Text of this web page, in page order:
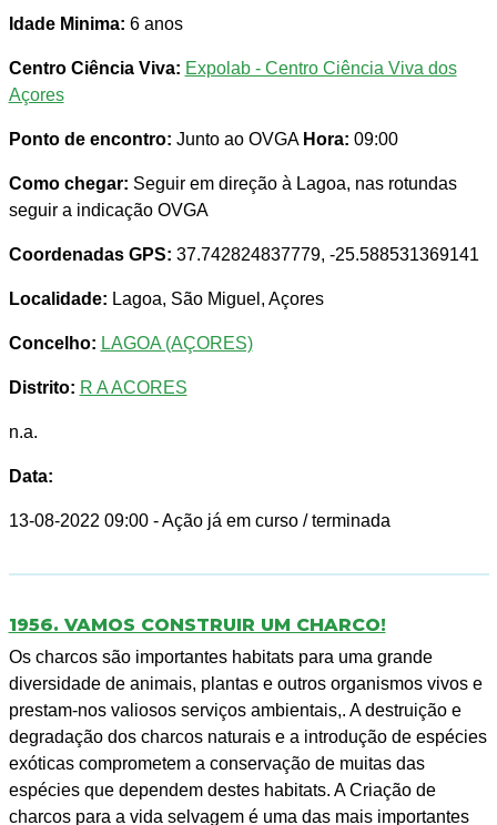
Idade Minima: 6 anos
Centro Ciência Viva: Expolab - Centro Ciência Viva dos
Açores
Ponto de encontro: Junto ao OVGA Hora: 09:00
Como chegar: Seguir em direção à Lagoa, nas rotundas
seguir a indicação OVGA
Coordenadas GPS: 37.742824837779, -25.588531369141
Localidade: Lagoa, São Miguel, Açores
Concelho: LAGOA (AÇORES)
Distrito: R A ACORES
n.a.
Data:
13-08-2022 09:00 - Ação já em curso / terminada
1956. VAMOS CONSTRUIR UM CHARCO!
Os charcos são importantes habitats para uma grande
diversidade de animais, plantas e outros organismos vivos e
prestam-nos valiosos serviços ambientais,. A destruição e
degradação dos charcos naturais e a introdução de espécies
exóticas comprometem a conservação de muitas das
espécies que dependem destes habitats. A Criação de
charcos para a vida selvagem é uma das mais importantes